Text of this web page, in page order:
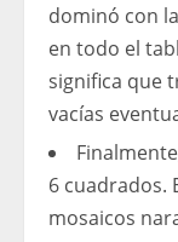
dominó con
en todo el
significa que
vacías
6 cuadrados.
mosaicos